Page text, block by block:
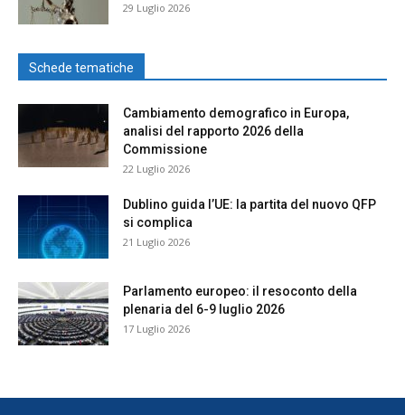
29 Luglio 2026
Schede tematiche
Cambiamento demografico in Europa,
analisi del rapporto 2026 della
Commissione
22 Luglio 2026
Dublino guida l’UE: la partita del nuovo QFP
si complica
21 Luglio 2026
Parlamento europeo: il resoconto della
plenaria del 6-9 luglio 2026
17 Luglio 2026